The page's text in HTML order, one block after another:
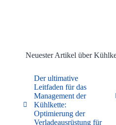
Neuester Artikel über
Der ultimative
Leitfaden für das
Management der
Kühlkette:
Optimierung der
Verladeausrüstung für